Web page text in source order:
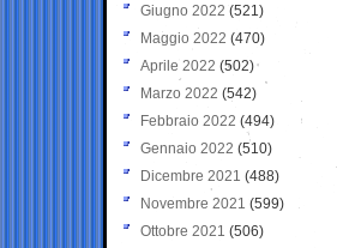
Giugno 2022 (521)
Maggio 2022 (470)
Aprile 2022 (502)
Marzo 2022 (542)
Febbraio 2022 (494)
Gennaio 2022 (510)
Dicembre 2021 (488)
Novembre 2021 (599)
Ottobre 2021 (506)